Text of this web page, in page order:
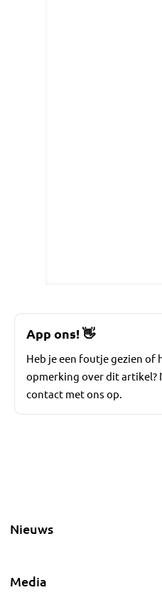
App ons!👋
Heb je een foutje gezien of
opmerking over dit artikel?
contact met ons op.
Nieuws
Media